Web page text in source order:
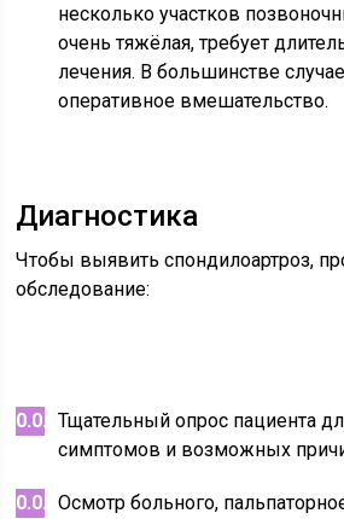
несколько участков
очень тяжёлая, требует
лечения. В большинстве
оперативное вмешательство.
Диагностика
Чтобы выявить спондилоартроз,
обследование:
Тщательный опрос пациента
симптомов и возможных
Осмотр больного,